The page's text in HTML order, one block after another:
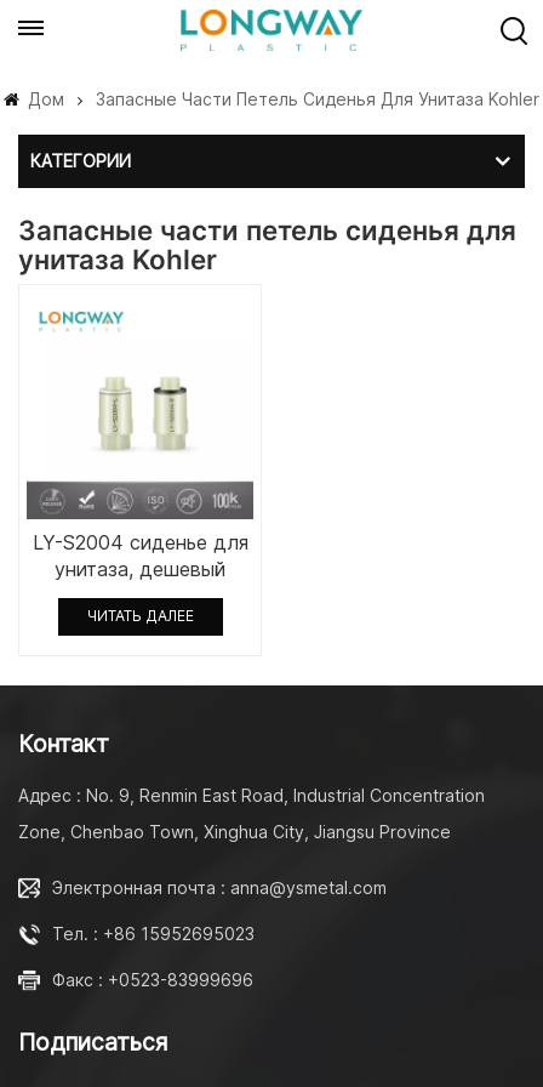
Дом Запасные Части Петель Сиденья Для Унитаза Kohler
КАТЕГОРИИ
Запасные части петель сиденья для
унитаза Kohler
LY-S2004 сиденье для
унитаза, дешевый
мягкий закрывающийся
демпфер/амортизатор
для стиральной
быстроразъемный
шарнир, замедление
ЧИТАТЬ ДАЛЕЕ
Контакт
Адрес : No. 9, Renmin East Road, Industrial Concentration
Zone, Chenbao Town, Xinghua City, Jiangsu Province
Электронная почта : anna@ysmetal.com
Тел. : +86 15952695023
Факс : +0523-83999696
Подписаться